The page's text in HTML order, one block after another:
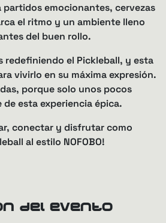
emocionantes, cervezas
el ritmo y un ambiente lleno
del buen rollo.
redefiniendo el Pickleball, y esta
vivirlo en su máxima expresión.
porque solo unos pocos
esta experiencia épica.
conectar y disfrutar como
al estilo NOFOBO!
del evento